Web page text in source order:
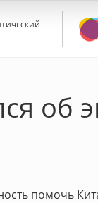
об
помочь